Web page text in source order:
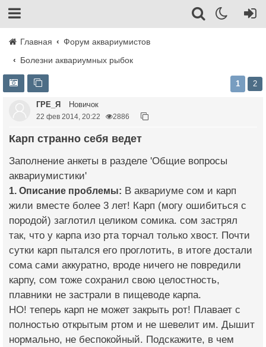
Главная
Форум аквариумистов
Болезни аквариумных рыбок
1 2
ГРЕ_Я Новичок
22 фев 2014, 20:22 2886
Карп странно себя ведет
Заполнение анкеты в разделе 'Общие вопросы
аквариумистики'
1. Описание проблемы: В аквариуме сом и карп
жили вместе более 3 лет! Карп (могу ошибиться с
породой) заглотил целиком сомика. сом застрял
так, что у карпа изо рта торчал только хвост. Почти
сутки карп пытался его проглотить, в итоге достали
сома сами аккуратно, вроде ничего не повредили
карпу, сом тоже сохранил свою целостность,
плавники не застрали в пищеводе карпа.
НО! теперь карп не может закрыть рот! Плавает с
полностью открытым ртом и не шевелит им. Дышит
нормально, не беспокойный. Подскажите, в чем